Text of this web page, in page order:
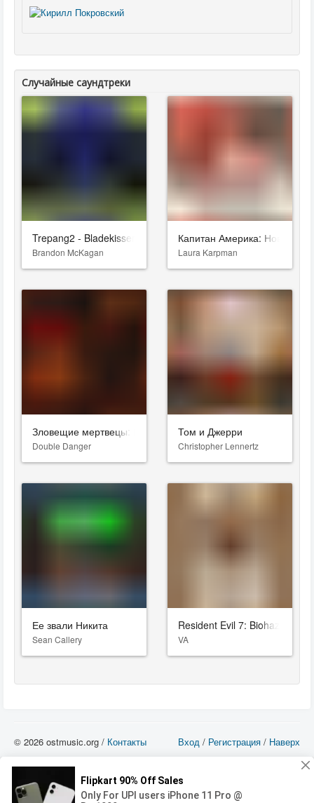
Случайные саундтреки
Trepang2 - Bladekisser
Brandon McKagan
Капитан Америка: Новый
Laura Karpman
Зловещие мертвецы: Пекло
Double Danger
Том и Джерри
Christopher Lennertz
Ее звали Никита
Sean Callery
Resident Evil 7: Biohazard
VA
Вход / Регистрация / Наверх
© 2026 ostmusic.org / Контакты
можете использовать такие материалы только в том в случае, если
использование производится с ознакомительными целями - для прочих целей